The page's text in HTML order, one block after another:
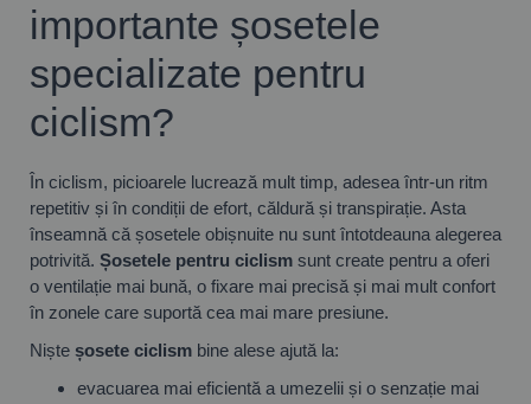
importante șosetele
specializate pentru
ciclism?
În ciclism, picioarele lucrează mult timp, adesea într-un ritm
repetitiv și în condiții de efort, căldură și transpirație. Asta
înseamnă că șosetele obișnuite nu sunt întotdeauna alegerea
potrivită. Șosetele pentru ciclism sunt create pentru a oferi
o ventilație mai bună, o fixare mai precisă și mai mult confort
în zonele care suportă cea mai mare presiune.
Niște șosete ciclism bine alese ajută la:
evacuarea mai eficientă a umezelii și o senzație mai